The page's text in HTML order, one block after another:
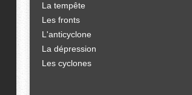
La tempête
Les fronts
L'anticyclone
La dépression
Les cyclones